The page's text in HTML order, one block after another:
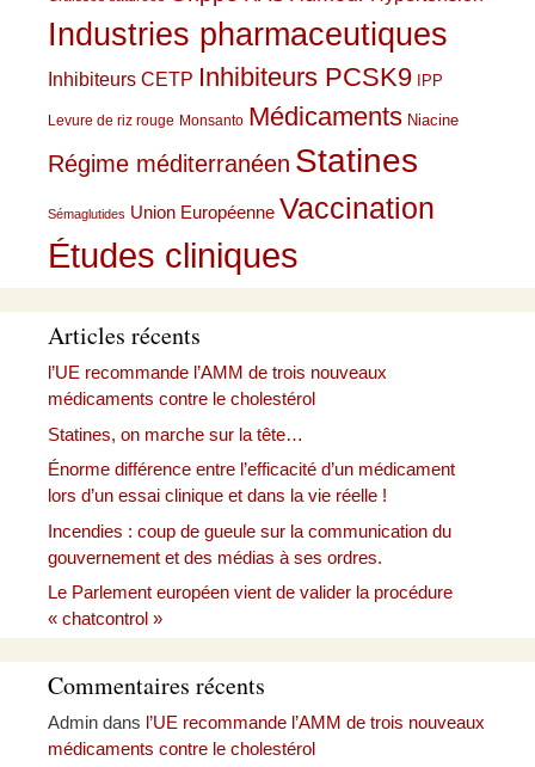
Industries pharmaceutiques
Inhibiteurs CETP Inhibiteurs PCSK9 IPP
Levure de riz rouge Monsanto Médicaments Niacine
Régime méditerranéen Statines
Sémaglutides Union Européenne Vaccination
Études cliniques
Articles récents
l’UE recommande l’AMM de trois nouveaux
médicaments contre le cholestérol
Statines, on marche sur la tête…
Énorme différence entre l’efficacité d’un médicament
lors d’un essai clinique et dans la vie réelle !
Incendies : coup de gueule sur la communication du
gouvernement et des médias à ses ordres.
Le Parlement européen vient de valider la procédure
« chatcontrol »
Commentaires récents
Admin dans l’UE recommande l’AMM de trois nouveaux
médicaments contre le cholestérol